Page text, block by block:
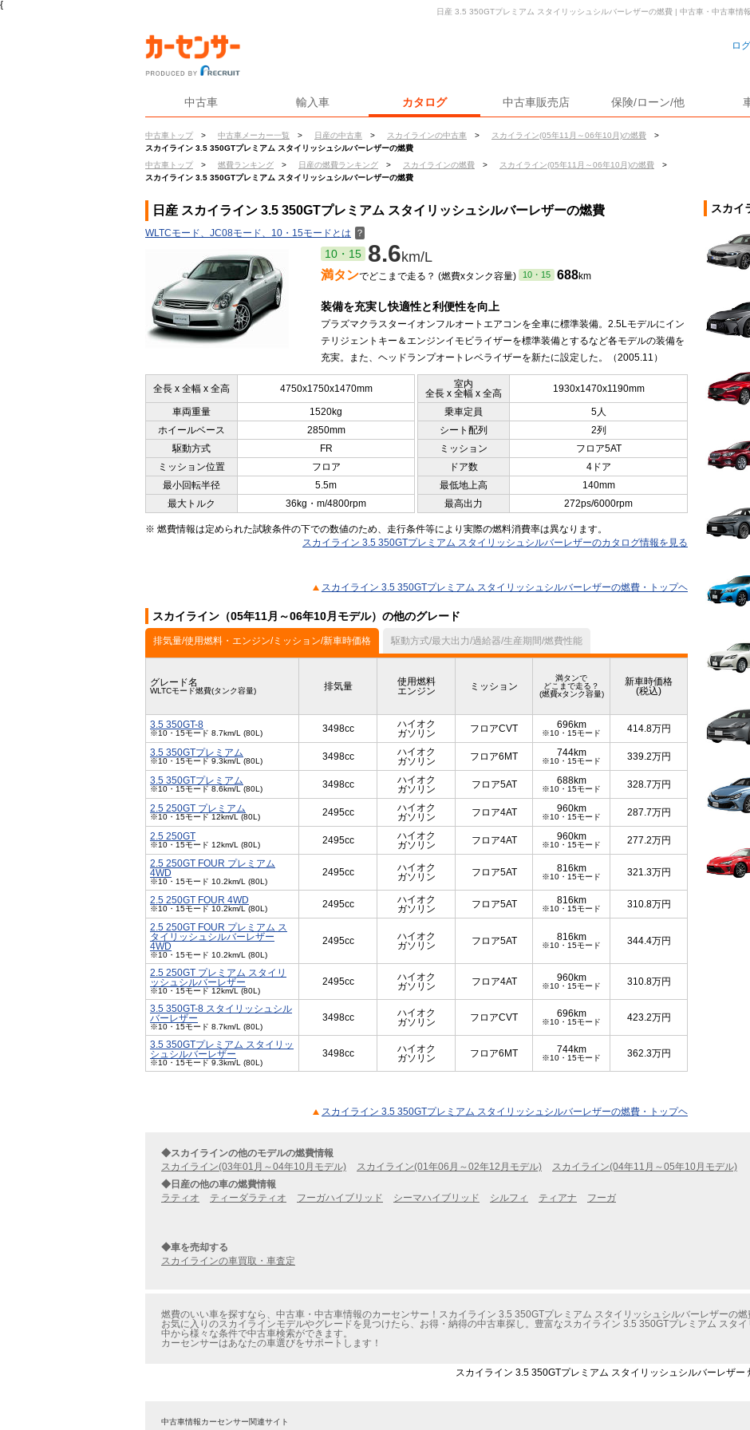
{
ロ
中古車 輸入車 カタログ 中古車販売店 保険/ローン/他
中古車トップ > 中古車メーカー一覧 > 日産の中古車 > スカイラインの中古車 > スカイライン(05年11月～06年10月)の燃費
>
スカイライン 3.5 350GTプレミアム スタイリッシュシルバーレザーの燃費
中古車トップ
> 燃費ランキング > 日産の燃費ランキング > スカイラインの燃費 > スカイライン(05年11月～06年10月)の燃費
>
スカイライン 3.5 350GTプレミアム スタイリッシュシルバーレザーの燃費
日産 3.5 350GTプレミアム スタイリッシュシルバーレザーの燃費 | 中古車・中古車情
日産 スカイライン 3.5 350GTプレミアム スタイリッシュシルバーレザーの燃費
WLTCモード、JC08モード、10・15モードとは ？
10・15 8.6km/L
満タンでどこまで走る？ (燃費xタンク容量) 10・15 688km
装備を充実し快適性と利便性を向上
プラズマクラスターイオンフルオートエアコンを全車に標準装備。2.5Lモデルにイン
テリジェントキー＆エンジンイモビライザーを標準装備とするなど各モデルの装備を
充実。また、ヘッドランプオートレベライザーを新たに設定した。（2005.11）
全長 x 全幅 x 全高 4750x1750x1470mm
室内
全長 x 全幅 x 全高
1930x1470x1190mm
車両重量 1520kg 乗車定員
5人
ホイールベース
2850mm シート配列
2列
駆動方式
FR ミッション
フロア5AT
ミッション位置
フロア ドア数
4ドア
最小回転半径
5.5m 最低地上高
140mm
最大トルク
36kg・m/4800rpm 最高出力 272ps/6000rpm
※ 燃費情報は定められた試験条件の下での数値のため、走行条件等により実際の燃料消費率は異なります。
スカイライン 3.5 350GTプレミアム スタイリッシュシルバーレザーのカタログ情報を見る
スカイライン 3.5 350GTプレミアム スタイリッシュシルバーレザーの燃費・トップヘ
スカイライン（05年11月～06年10月モデル）の他のグレード
排気量/使用燃料・エンジン/ミッション/新車時価格 駆動方式/最大出力/過給器/生産期間/燃費性能
グレード名
WLTCモード燃費(タンク容量) 排気量
使用燃料
エンジン
ミッション
満タンで
どこまで走る？
(燃費xタンク容量)
新車時価格
(税込)
3.5 350GT-8
※10・15モード 8.7km/L (80L) 3498cc
ハイオク
ガソリン
フロアCVT 696km
※10・15モード 414.8万円
3.5 350GTプレミアム
※10・15モード 9.3km/L (80L) 3498cc
ハイオク
ガソリン
フロア6MT 744km
※10・15モード 339.2万円
3.5 350GTプレミアム
※10・15モード 8.6km/L (80L) 3498cc
ハイオク
ガソリン
フロア5AT 688km
※10・15モード 328.7万円
2.5 250GT プレミアム
※10・15モード 12km/L (80L) 2495cc
ハイオク
ガソリン
フロア4AT 960km
※10・15モード 287.7万円
2.5 250GT
※10・15モード 12km/L (80L) 2495cc
ハイオク
ガソリン
フロア4AT 960km
※10・15モード 277.2万円
2.5 250GT FOUR プレミアム
4WD
※10・15モード 10.2km/L (80L)
2495cc
ハイオク
ガソリン
フロア5AT 816km
※10・15モード 321.3万円
2.5 250GT FOUR 4WD
※10・15モード 10.2km/L (80L) 2495cc
ハイオク
ガソリン
フロア5AT 816km
※10・15モード 310.8万円
2.5 250GT FOUR プレミアム ス
タイリッシュシルバーレザー
4WD
※10・15モード 10.2km/L (80L)
2495cc
ハイオク
ガソリン
フロア5AT 816km
※10・15モード 344.4万円
2.5 250GT プレミアム スタイリ
ッシュシルバーレザー
※10・15モード 12km/L (80L)
2495cc
ハイオク
ガソリン
フロア4AT 960km
※10・15モード 310.8万円
3.5 350GT-8 スタイリッシュシル
バーレザー
※10・15モード 8.7km/L (80L)
3498cc
ハイオク
ガソリン
フロアCVT 696km
※10・15モード 423.2万円
3.5 350GTプレミアム スタイリッ
シュシルバーレザー
※10・15モード 9.3km/L (80L)
3498cc
ハイオク
ガソリン
フロア6MT 744km
※10・15モード 362.3万円
スカイライン 3.5 350GTプレミアム スタイリッシュシルバーレザーの燃費・トップヘ
スカイ
◆スカイラインの他のモデルの燃費情報
スカイライン(03年01月～04年10月モデル)
スカイライン(01年06月～02年12月モデル)
スカイライン(04年11月～05年10月モデル)
◆日産の他の車の燃費情報
ラティオ
ティーダラティオ フーガハイブリッド シーマハイブリッド シルフィ ティアナ フーガ
◆車を売却する
スカイラインの車買取・車査定
燃費のいい車を探すなら、中古車・中古車情報のカーセンサー！スカイライン 3.5 350GTプレミアム スタイリッシュシルバーレザーの燃
お気に入りのスカイラインモデルやグレードを見つけたら、お得・納得の中古車探し。豊富なスカイライン 3.5 350GTプレミアム スタ
中から様々な条件で中古車検索ができます。
カーセンサーはあなたの車選びをサポートします！
スカイライン 3.5 350GTプレミアム スタイリッシュシルバーレザ
中古車情報カーセンサー関連サイト